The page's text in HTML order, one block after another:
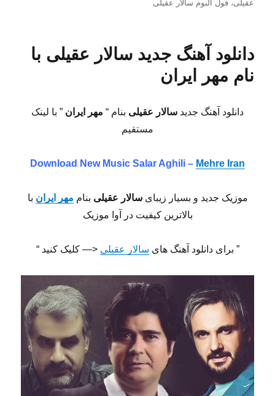
عقیلی،فول آلبوم سالار عقیلی
دانلود آهنگ جدید سالار عقیلی با
نام مهر ایران
دانلود آهنگ جدید سالار عقیلی بنام “ مهر ایران ” با لینک
مستقیم
Download New Music Salar Aghili – Mehre Iran
موزیک جدید و بسیار زیبایسالار عقیلی بنام مهر ایران با
بالاترین کیفیت در آوا موزیک
” برای دانلود آهنگ های سالار عقیلی <— کلیک کنید “